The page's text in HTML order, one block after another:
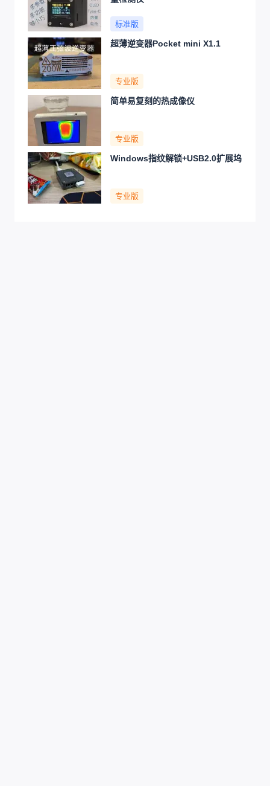
标准版
超薄逆变器Pocket mini X1.1
专业版
简单易复刻的热成像仪
专业版
Windows指纹解锁+USB2.0扩展坞
专业版